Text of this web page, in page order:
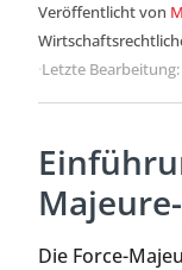
Veröffentlicht von
·Letzte Bearbeitung:
Die Force-